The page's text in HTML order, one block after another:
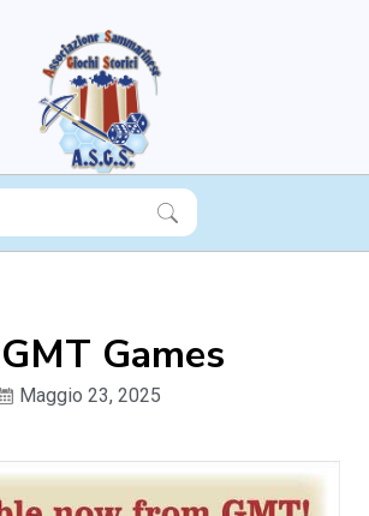
Games
Maggio 23, 2025